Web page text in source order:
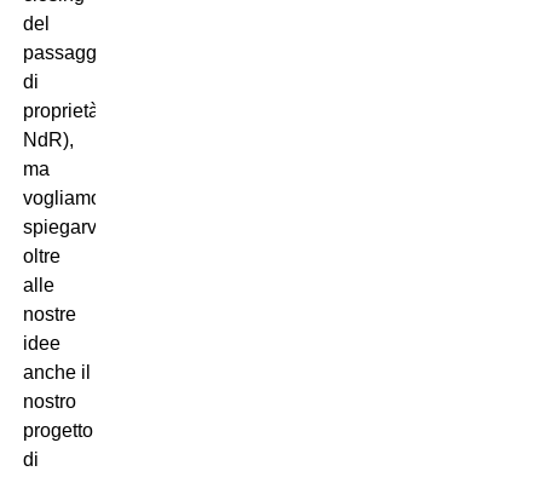
del
passaggio
di
proprietà
NdR),
ma
vogliamo
spiegarvi
oltre
alle
nostre
idee
anche il
nostro
progetto
di